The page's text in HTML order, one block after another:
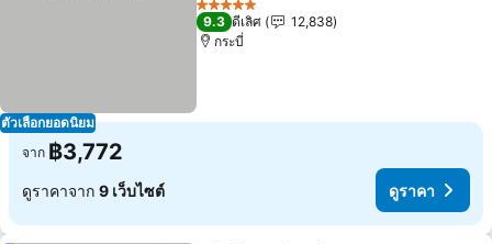
ตัวเลือกยอดนิยม
5 ดาว
9.3 ดีเลิศ
12,838
กระบี่
จาก ฿3,772
ดูราคาจาก 9 เว็บไซต์ ดูราคา